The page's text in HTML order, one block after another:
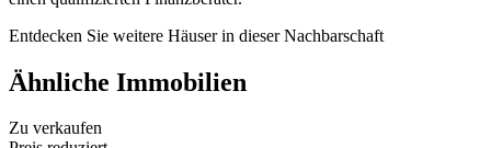
Entdecken Sie weitere Häuser in dieser Nachbarschaft
Ähnliche Immobilien
Zu verkaufen